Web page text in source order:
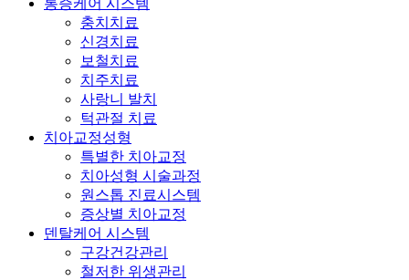
충치치료
신경치료
보철치료
치주치료
사랑니 발치
턱관절 치료
치아교정성형
특별한 치아교정
치아성형 시술과정
원스톱 진료시스템
증상별 치아교정
덴탈케어 시스템
구강건강관리
철저한 위생관리